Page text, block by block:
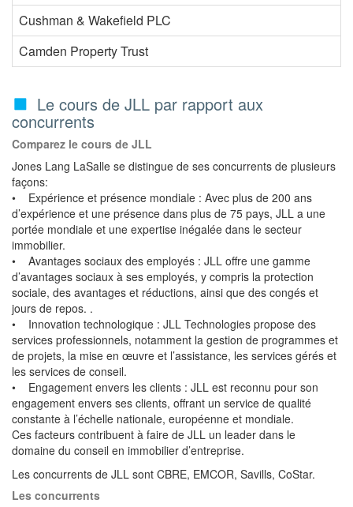
Cushman & Wakefield PLC
Camden Property Trust
Le cours de JLL par rapport aux
concurrents
Comparez le cours de JLL
Jones Lang LaSalle se distingue de ses concurrents de plusieurs
façons:
• Expérience et présence mondiale : Avec plus de 200 ans
d’expérience et une présence dans plus de 75 pays, JLL a une
portée mondiale et une expertise inégalée dans le secteur
immobilier.
• Avantages sociaux des employés : JLL offre une gamme
d’avantages sociaux à ses employés, y compris la protection
sociale, des avantages et réductions, ainsi que des congés et
jours de repos. .
• Innovation technologique : JLL Technologies propose des
services professionnels, notamment la gestion de programmes et
de projets, la mise en œuvre et l’assistance, les services gérés et
les services de conseil.
• Engagement envers les clients : JLL est reconnu pour son
engagement envers ses clients, offrant un service de qualité
constante à l’échelle nationale, européenne et mondiale.
Ces facteurs contribuent à faire de JLL un leader dans le
domaine du conseil en immobilier d’entreprise.
Les concurrents de JLL sont CBRE, EMCOR, Savills, CoStar.
Les concurrents